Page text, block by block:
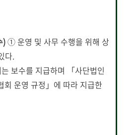
)① 운영 및 사무 수행을 위해 상
다.
보수를 지급하며 「사단법인
회 운영 규정」에 따라 지급한